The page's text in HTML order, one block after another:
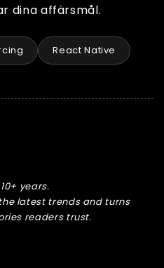
dina affärsmål.
React Native
years.
latest trends and turns
readers trust.